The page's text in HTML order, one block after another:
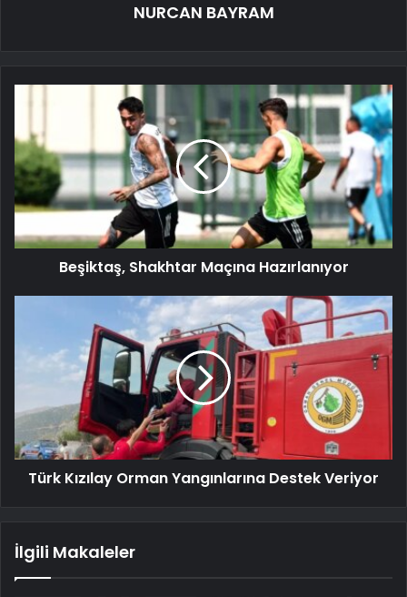
NURCAN BAYRAM
Beşiktaş, Shakhtar Maçına Hazırlanıyor
Türk Kızılay Orman Yangınlarına Destek Veriyor
İlgili Makaleler